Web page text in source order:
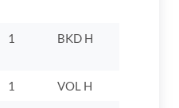
1 BKD H
1 VOL H